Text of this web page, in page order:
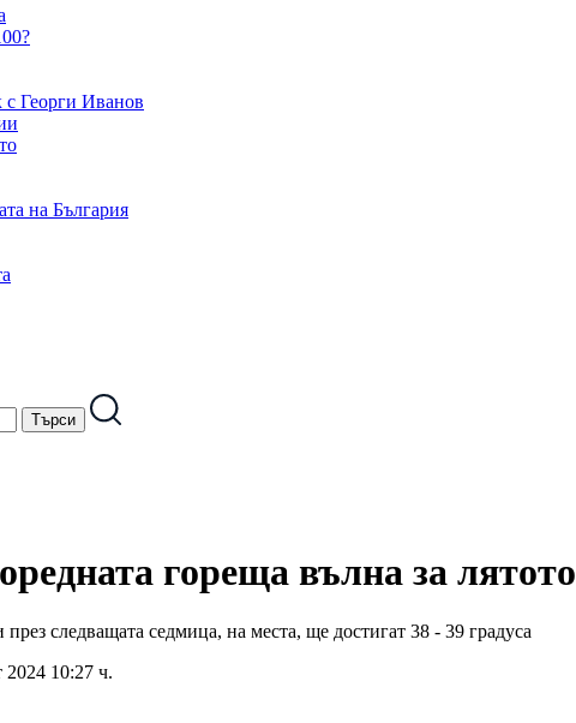
с Георги Иванов
на България
гореща вълна за лятото
следващата седмица, на места, ще достигат 38 - 39 градуса
2024 10:27 ч.